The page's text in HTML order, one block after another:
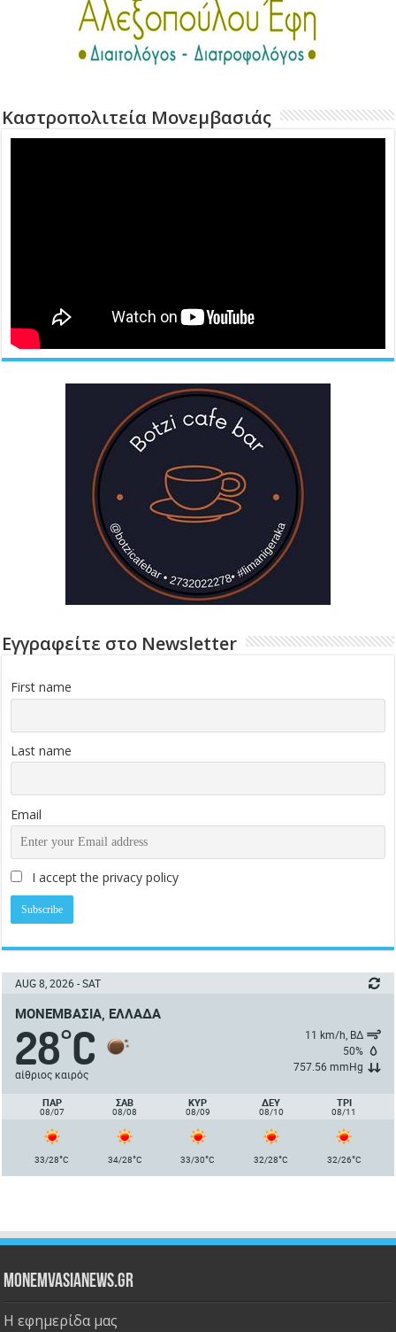
Καστροπολιτεία Μονεμβασιάς
Εγγραφείτε στο Newsletter
First name
Last name
Email
I accept the privacy policy
AUG 8, 2026 - SAT
ΜΟΝΕΜΒΑΣΙΆ, ΕΛΛΆΔΑ
28°C
αίθριος καιρός
11 km/h, ΒΔ
50%
757.56 mmHg
ΠΑΡ
08/07
ΣΑΒ
08/08
ΚΥΡ
08/09
ΔΕΥ
08/10
ΤΡΙ
08/11
33/28°C 34/28°C 33/30°C 32/28°C 32/26°C
Monemvasianews.gr
Η εφημερίδα μας